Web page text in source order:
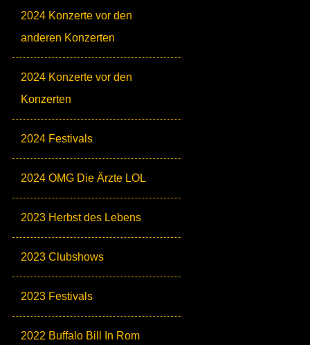
2024 Konzerte vor den
anderen Konzerten
2024 Konzerte vor den
Konzerten
2024 Festivals
2024 OMG Die Ärzte LOL
2023 Herbst des Lebens
2023 Clubshows
2023 Festivals
2022 Buffalo Bill In Rom